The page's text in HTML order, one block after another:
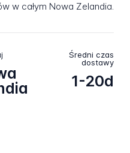
w całym Nowa Zelandia.
Średni czas
dostawy
1-20d